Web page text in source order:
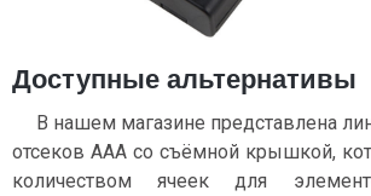
Доступные альтернативы
В нашем магазине представлена
отсеков AAA cо съёмной крышкой,
количеством ячеек для